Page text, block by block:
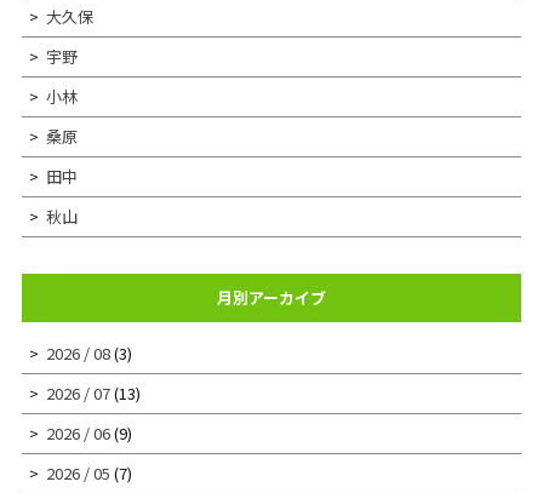
大久保
宇野
小林
桑原
田中
秋山
月別アーカイブ
2026 / 08(3)
2026 / 07(13)
2026 / 06(9)
2026 / 05 (7)